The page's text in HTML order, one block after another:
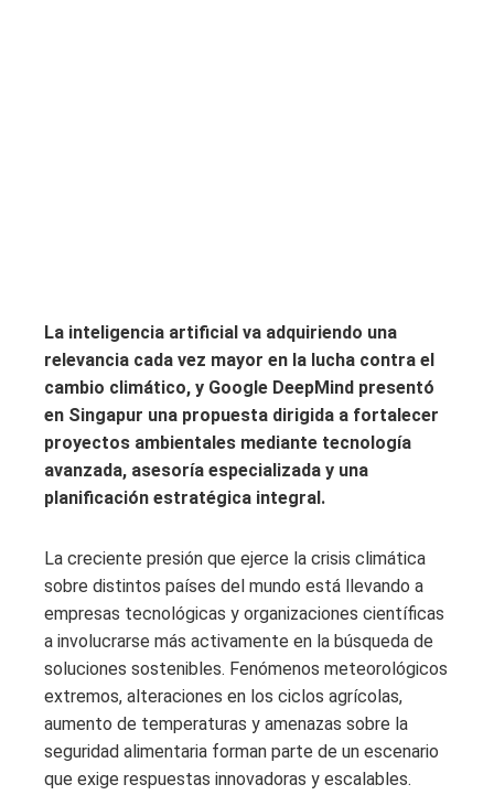
La inteligencia artificial va adquiriendo una
relevancia cada vez mayor en la lucha contra el
cambio climático, y Google DeepMind presentó
en Singapur una propuesta dirigida a fortalecer
proyectos ambientales mediante tecnología
avanzada, asesoría especializada y una
planificación estratégica integral.
La creciente presión que ejerce la crisis climática
sobre distintos países del mundo está llevando a
empresas tecnológicas y organizaciones científicas
a involucrarse más activamente en la búsqueda de
soluciones sostenibles. Fenómenos meteorológicos
extremos, alteraciones en los ciclos agrícolas,
aumento de temperaturas y amenazas sobre la
seguridad alimentaria forman parte de un escenario
que exige respuestas innovadoras y escalables.